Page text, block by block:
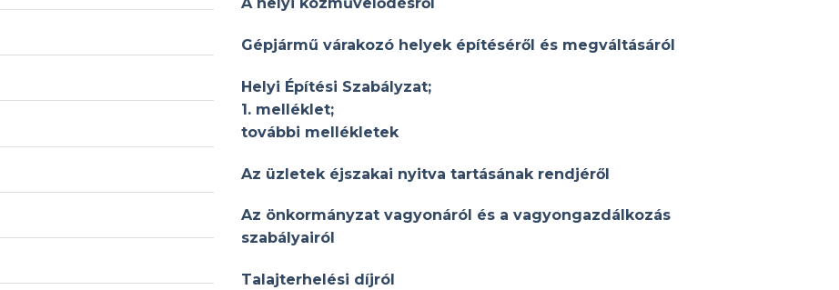
Gépjármű várakozó helyek építéséről és megváltásáról
Helyi Építési Szabályzat;
1. melléklet;
további mellékletek
Az üzletek éjszakai nyitva tartásának rendjéről
Az önkormányzat vagyonáról és a vagyongazdálkozás
szabályairól
Talajterhelési díjról